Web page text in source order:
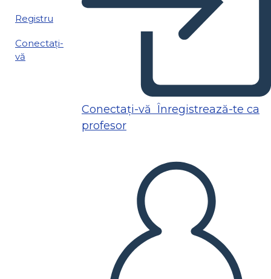
Registru
Conectați-
vă
Conectați-vă Înregistrează-te ca
profesor